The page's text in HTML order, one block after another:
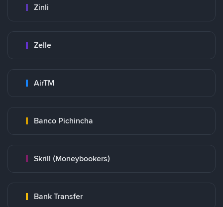
Zinli
Zelle
AirTM
Banco Pichincha
Skrill (Moneybookers)
Bank Transfer